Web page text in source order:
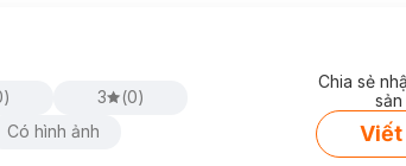
) 3 (0)
Có hình ảnh
Chia sẻ
Viết